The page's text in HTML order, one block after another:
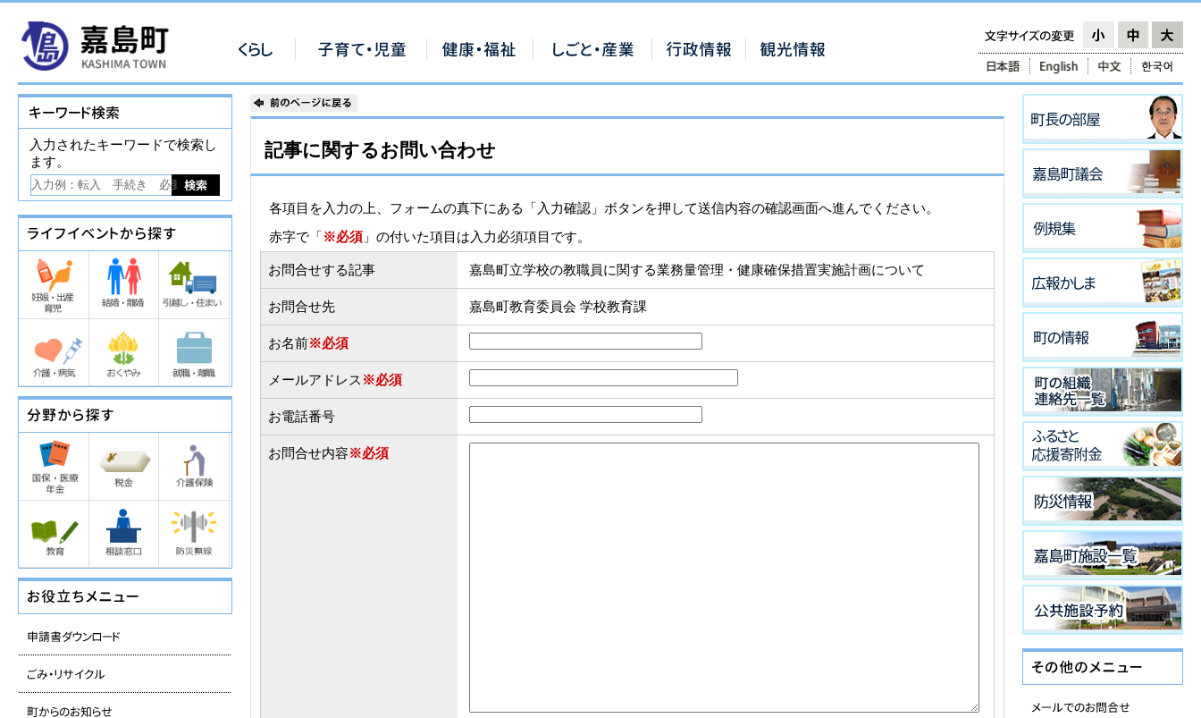
記事に関するお問い合わせ
各項目を入力の上、フォームの真下にある「入力確認」ボタンを押して送信内容の確認画面へ進んでください。
赤字で「※必須 」の付いた項目は入力必須項目です。
お問合せする記事 嘉島町立学校の教職員に関する業務量管理・健康確保措置実施計画について
お問合せ先 嘉島町教育委員会 学校教育課
お名前※必須
メールアドレス ※必須
お電話番号
お問合せ内容※必須
入力されたキーワードで検索し
ます。